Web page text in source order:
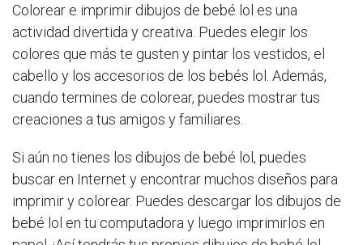
Colorear e imprimir dibujos de bebé lol es una
actividad divertida y creativa. Puedes elegir los
colores que más te gusten y pintar los vestidos, el
cabello y los accesorios de los bebés lol. Además,
cuando termines de colorear, puedes mostrar tus
creaciones a tus amigos y familiares.
Si aún no tienes los dibujos de bebé lol, puedes
buscar en Internet y encontrar muchos diseños para
imprimir y colorear. Puedes descargar los dibujos de
bebé lol en tu computadora y luego imprimirlos en